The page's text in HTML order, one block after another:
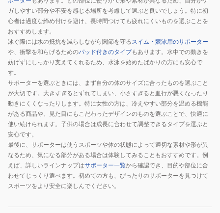
ガしやすい部分や不安を感じる場所を考慮して選ぶと良いでしょう。特に初
心者は過度な締め付けを避け、長時間つけても疲れにくいものを選ぶことを
おすすめします。
泳ぐ際には水の抵抗を減らしながら関節を守るスイム・競泳用のサポーター
や、衝撃を和らげるためのパッド付きのタイプもあります。水中での動きを
妨げずにしっかり支えてくれるため、水泳を始めたばかりの方にも安心で
す。
サポーターを選ぶときには、まず自分の体のサイズに合ったものを選ぶこと
が大切です。大きすぎるとずれてしまい、小さすぎると血行が悪くなったり
動きにくくなったりします。特に女性の方は、冷えやすい部分を温める機能
がある商品や、見た目にもこだわったデザインのものを選ぶことで、快適に
使い続けられます。子供の場合は成長に合わせて調整できるタイプを選ぶと
安心です。
最後に、サポーターは使うスポーツや体の状態によって適切な素材や形が異
なるため、気になる部分がある場合は体験してみることもおすすめです。例
えば、詳しいラインナップはサポーター一覧から確認でき、目的や部位に合
わせてじっくり選べます。初めての方も、ぴったりのサポーターを見つけて
スポーツをより安全に楽しんでください。